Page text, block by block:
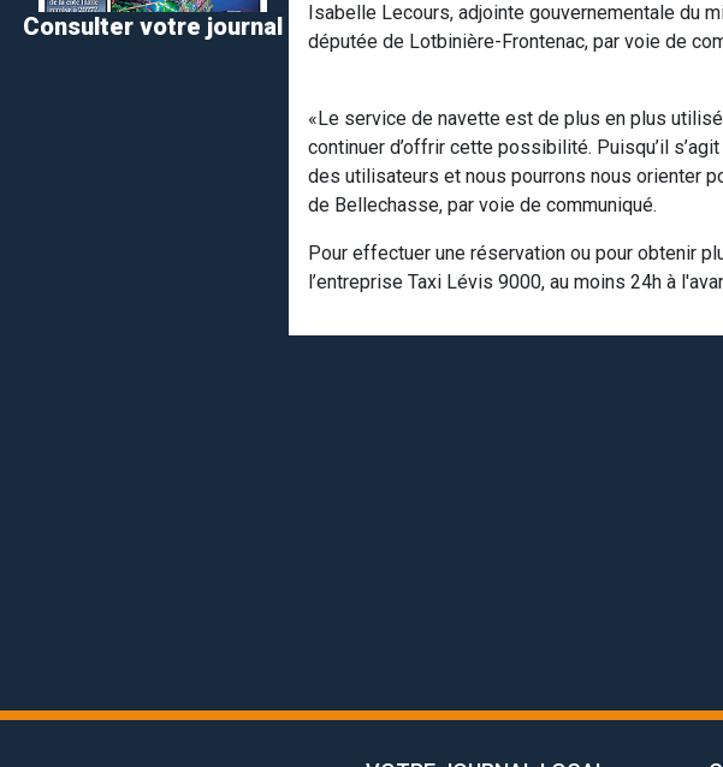
Consulter votre journal
Isabelle Lecours, adjointe gouvernementale du
députée de Lotbinière-Frontenac, par voie de
«Le service de navette est de plus en plus
continuer d’offrir cette possibilité. Puisqu’il
des utilisateurs et nous pourrons nous orienter
de Bellechasse, par voie de communiqué.
Pour effectuer une réservation ou pour obtenir
l’entreprise Taxi Lévis 9000, au moins 24h à